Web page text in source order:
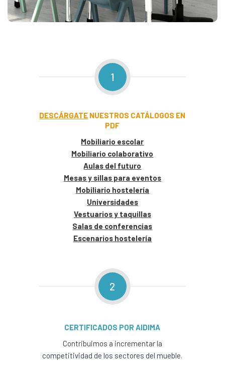
1
DESCÁRGATE NUESTROS CATÁLOGOS EN
PDF
Mobiliario escolar
Mobiliario colaborativo
Aulas del futuro
Mesas y sillas para eventos
Mobiliario hostelería
Universidades
Vestuarios y taquillas
Salas de conferencias
Escenarios hostelería
2
CERTIFICADOS POR AIDIMA
Contribuimos a incrementar la
competitividad de los sectores del mueble.